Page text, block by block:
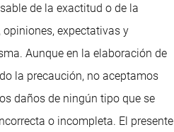
de la exactitud o de la
expectativas y
Aunque en la elaboración de
la precaución, no aceptamos
daños de ningún tipo que se
o incompleta. El presente